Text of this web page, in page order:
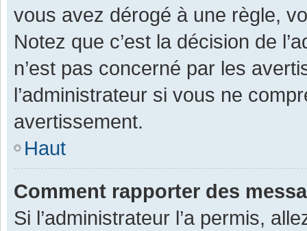
vous avez dérogé à une règle,
Notez que c’est la décision de
n’est pas concerné par les
l’administrateur si vous ne
avertissement.
Haut
Comment rapporter des
Si l’administrateur l’a permis,